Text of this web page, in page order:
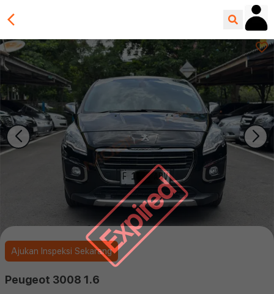
Expired
Ajukan Inspeksi Sekarang
Peugeot 3008 1.6